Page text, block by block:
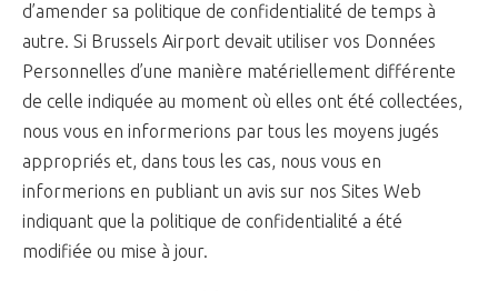
d’amender sa politique de confidentialité de temps à
autre. Si Brussels Airport devait utiliser vos Données
Personnelles d’une manière matériellement différente
de celle indiquée au moment où elles ont été collectées,
nous vous en informerions par tous les moyens jugés
appropriés et, dans tous les cas, nous vous en
informerions en publiant un avis sur nos Sites Web
indiquant que la politique de confidentialité a été
modifiée ou mise à jour.